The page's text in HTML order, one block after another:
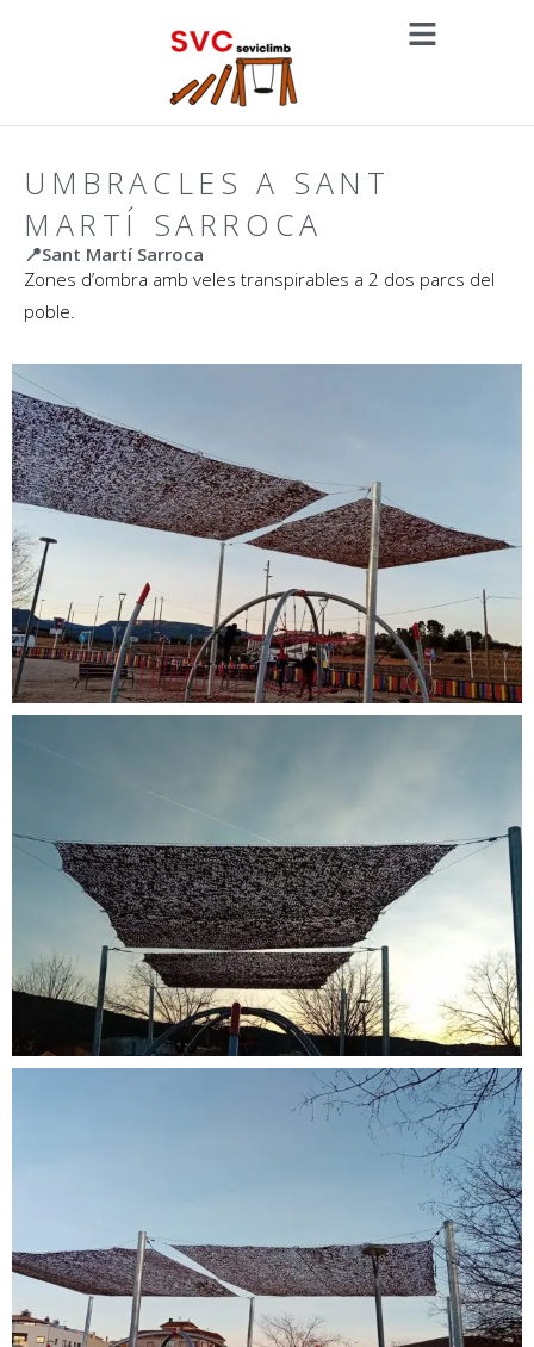
UMBRACLES A SANT
MARTÍ SARROCA
📍Sant Martí Sarroca
Zones d’ombra amb veles transpirables a 2 dos parcs del
poble.